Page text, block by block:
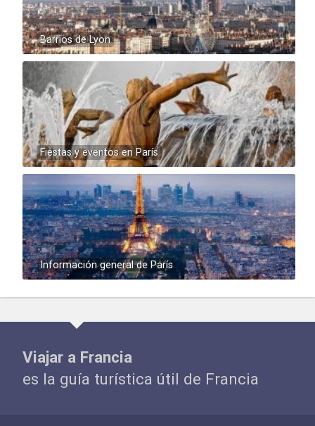
Barrios de Lyon
Fiestas y eventos en París
Información general de París
Viajar a Francia
es la guía turística útil de Francia